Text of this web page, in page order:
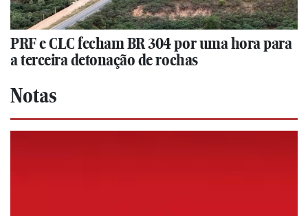
PRF e CLC fecham BR 304 por uma hora para
a terceira detonação de rochas
Notas